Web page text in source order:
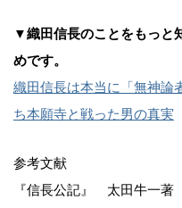
▼織田信長のことをもっと
めです。
織田信長は本当に「無神論
ち本願寺と戦った男の真実
参考文献
『信長公記』 太田牛一